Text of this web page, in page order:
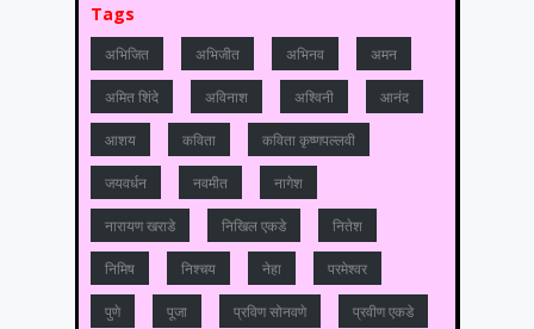
Tags
अभिजित अभिजीत अभिनव अमन
अमित शिंदे अविनाश अश्विनी आनंद
आशय कविता कविता कृष्णपल्लवी
जयवर्धन नवमीत नागेश
नारायण खराडे निखिल एकडे नितेश
निमिष निश्चय नेहा परमेश्वर
पुणे पूजा प्रविण सोनवणे प्रवीण एकडे